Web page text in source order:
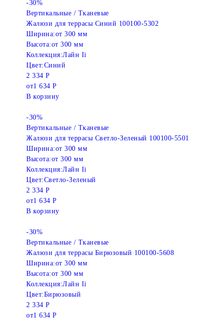
-30%
Вертикальные / Тканевые
Жалюзи для террасы Синий 100100-5302
Ширина:от 300 мм
Высота:от 300 мм
Коллекция:Лайн Ii
Цвет:Синий
2 334 Р
от1 634 Р
В корзину
-30%
Вертикальные / Тканевые
Жалюзи для террасы Светло-Зеленый 100100-5501
Ширина:от 300 мм
Высота:от 300 мм
Коллекция:Лайн Ii
Цвет:Светло-Зеленый
2 334 Р
от1 634 Р
В корзину
-30%
Вертикальные / Тканевые
Жалюзи для террасы Бирюзовый 100100-5608
Ширина:от 300 мм
Высота:от 300 мм
Коллекция:Лайн Ii
Цвет:Бирюзовый
2 334 Р
от1 634 Р